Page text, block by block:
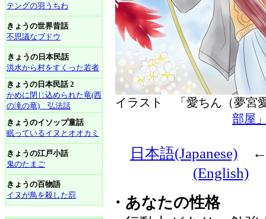
テングの羽うちわ
きょうの世界昔話
不思議なブドウ
きょうの日本民話
洪水から村をすくった若者
きょうの日本民話 2
かめに閉じ込められた竜(西
の滝の竜) 弘法話
きょうのイソップ童話
眠っているイヌとオオカミ
きょうの江戸小話
鬼のたまご
きょうの百物語
イヌが鳥を殺した罰
イラスト 「愛ちん（夢
部屋
日本語(Japanese)
(English)
・あなたの性格